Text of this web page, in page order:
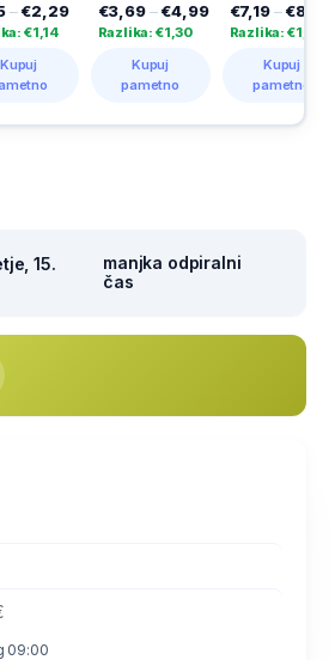
€3,69–€4,99
Razlika: €1,30
pametno
€7,19 –€8,79
Razlika: €1,60
pametno
15.
manjka odpiralni
čas
09:00